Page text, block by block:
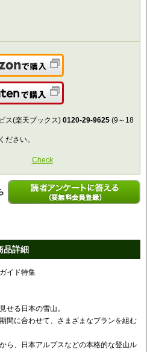
Amazonで購入
楽天で購入
ス(楽天ブックス) 0120-29-9625 (9～18
さい。
Check
品詳細
イド特集
せる日本の雪山。
間に合わせて、さまざまなプランを組む
ら、日本アルプスなどの本格的な登山ル